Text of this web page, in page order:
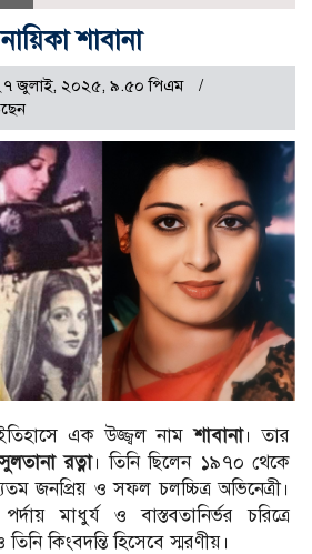
শাবানা
জুলাই, ২০২৫, ৯.৫০ পিএম
ইতিহাসে এক উজ্জ্বল নামশাবানা। তার
রত্না। তিনি ছিলেন ১৯৭০ থেকে
জনপ্রিয় ও সফল চলচ্চিত্র অভিনেত্রী।
মাধুর্য ও বাস্তবতানির্ভর চরিত্রে
কিংবদন্তি হিসেবে স্মরণীয়।